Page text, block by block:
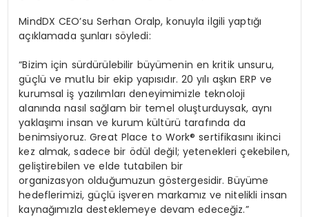
MindDX CEO’su Serhan Oralp, konuyla ilgili yaptığı
açıklamada şunları söyledi:
“Bizim için sürdürülebilir büyümenin en kritik unsuru,
güçlü ve mutlu bir ekip yapısıdır. 20 yılı aşkın ERP ve
kurumsal iş yazılımları deneyimimizle teknoloji
alanında nasıl sağlam bir temel oluşturduysak, aynı
yaklaşımı insan ve kurum kültürü tarafında da
benimsiyoruz. Great Place to Work® sertifikasını ikinci
kez almak, sadece bir ödül değil; yetenekleri çekebilen,
geliştirebilen ve elde tutabilen bir
organizasyon olduğumuzun göstergesidir. Büyüme
hedeflerimizi, güçlü işveren markamız ve nitelikli insan
kaynağımızla desteklemeye devam edeceğiz.”